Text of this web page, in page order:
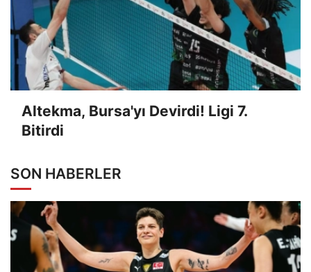
Altekma, Bursa'yı Devirdi! Ligi 7.
Bitirdi
SON HABERLER